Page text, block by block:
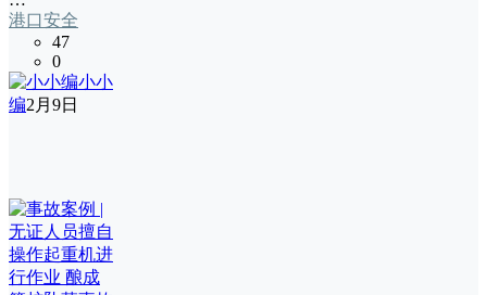
港口安全
47
0
小小
编2月9日